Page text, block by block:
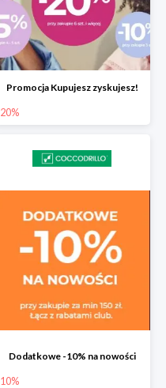
Promocja Kupujesz zyskujesz!
20%
Dodatkowe -10% na nowości
10%